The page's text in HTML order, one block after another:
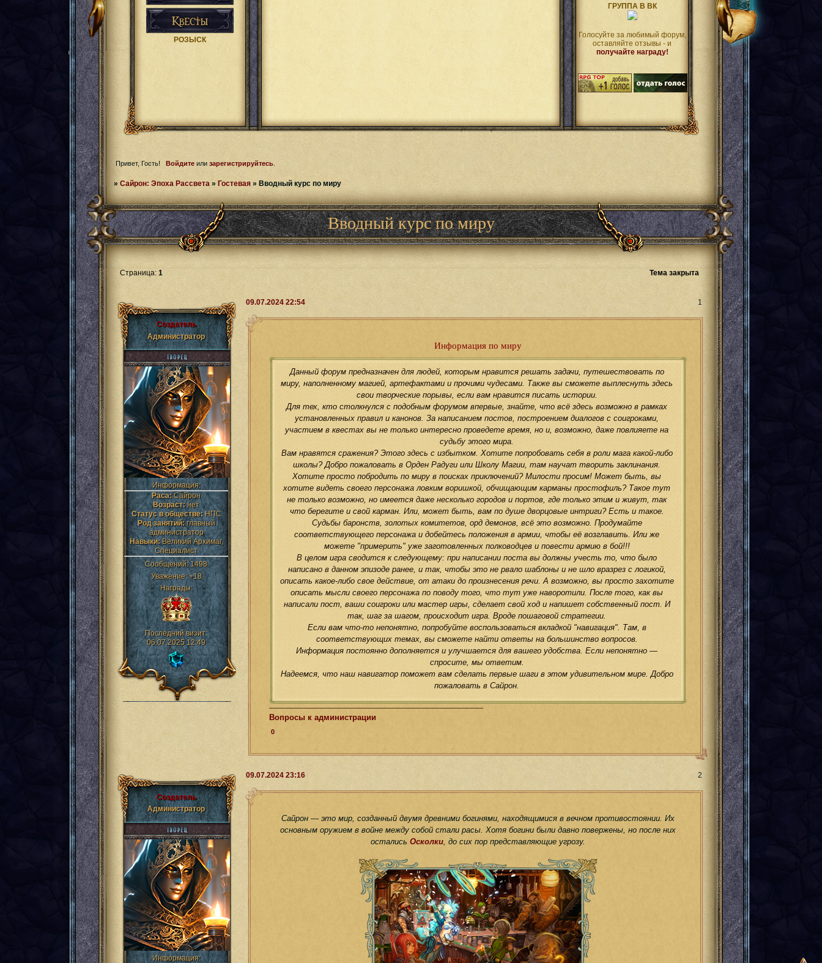
РОЗЫСК
ГРУППА В ВК
Голосуйте за любимый форум,
оставляйте отзывы - и
получайте награду!
Привет, Гость! Войдитеили зарегистрируйтесь.
» Сайрон: Эпоха Рассвета » Гостевая » Вводный курс по миру
Вводный курс по миру
Страница: 1 Тема закрыта
Поделиться
1
09.07.2024 22:54
Создатель
Администратор
Информация:
Раса:Сайрон
Возраст:нет
Статус в обществе:НПС
Род занятий:главный
администратор
Навыки:Великий Архимаг,
Специалист
Сообщений:1498
Уважение: +18
Награды:
Последний визит:
06.07.2025 12:49
Информация по миру
Данный форум предназначен для людей, которым нравится решать задачи, путешествовать по
миру, наполненному магией, артефактами и прочими чудесами. Также вы сможете выплеснуть здесь
свои творческие порывы, если вам нравится писать истории.
Для тех, кто столкнулся с подобным форумом впервые, знайте, что всё здесь возможно в рамках
установленных правил и канонов. За написанием постов, построением диалогов с соигроками,
участием в квестах вы не только интересно проведете время, но и, возможно, даже повлияете на
судьбу этого мира.
Вам нравятся сражения? Этого здесь с избытком. Хотите попробовать себя в роли мага какой-либо
школы? Добро пожаловать в Орден Радуги или Школу Магии, там научат творить заклинания.
Хотите просто побродить по миру в поисках приключений? Милости просим! Может быть, вы
хотите видеть своего персонажа ловким воришкой, обчищающим карманы простофиль? Такое тут
не только возможно, но имеется даже несколько городов и портов, где только этим и живут, так
что берегите и свой карман. Или, может быть, вам по душе дворцовые интриги? Есть и такое.
Судьбы баронств, золотых комитетов, орд демонов, всё это возможно. Продумайте
соответствующего персонажа и добейтесь положения в армии, чтобы её возглавить. Или же
можете "примерить" уже заготовленных полководцев и повести армию в бой!!!
В целом игра сводится к следующему: при написании поста вы должны учесть то, что было
написано в данном эпизоде ранее, и так, чтобы это не рвало шаблоны и не шло вразрез с логикой,
описать какое-либо свое действие, от атаки до произнесения речи. А возможно, вы просто захотите
описать мысли своего персонажа по поводу того, что тут уже наворотили. После того, как вы
написали пост, ваши соигроки или мастер игры, сделает свой ход и напишет собственный пост. И
так, шаг за шагом, происходит игра. Вроде пошаговой стратегии.
Если вам что-то непонятно, попробуйте воспользоваться вкладкой "навигация". Там, в
соответствующих темах, вы сможете найти ответы на большинство вопросов.
Информация постоянно дополняется и улучшается для вашего удобства. Если непонятно —
спросите, мы ответим.
Надеемся, что наш навигатор поможет вам сделать первые шаги в этом удивительном мире. Добро
пожаловать в Сайрон.
Вопросы к администрации
0
Поделиться
2
09.07.2024 23:16
Создатель
Администратор
Информация:
Сайрон — это мир, созданный двумя древними богинями, находящимися в вечном противостоянии. Их
основным оружием в войне между собой стали расы. Хотя богини были давно повержены, но после них
остались Осколки , до сих пор представляющие угрозу.